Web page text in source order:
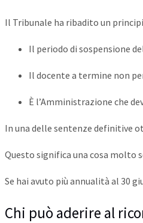
Il Tribunale ha ribadito un
Il periodo di sospensione
Il docente a termine non
È l’Amministrazione che
In una delle sentenze definitive
Questo significa una cosa molto
Se hai avuto più annualità al 30
Chi può aderire al